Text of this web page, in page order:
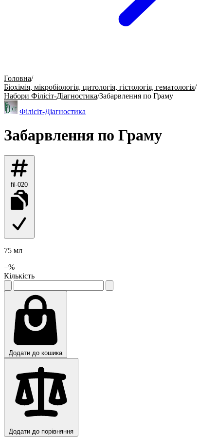
Головна/
Біохімія, мікробіологія, цитологія, гістологія, гематологія/
Набори Філісіт-Діагностика/Забарвлення по Граму
Філісіт-Діагностика
Забарвлення по Граму
fil-020
75 мл
−%
Кількість
Додати до кошика
Додати до порівняння